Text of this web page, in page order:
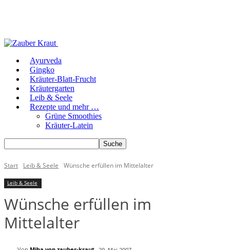
Ayurveda
Gingko
Kräuter-Blatt-Frucht
Kräutergarten
Leib & Seele
Rezepte und mehr …
Grüne Smoothies
Kräuter-Latein
Start Leib & Seele Wünsche erfüllen im Mittelalter
Leib & Seele
Wünsche erfüllen im
Mittelalter